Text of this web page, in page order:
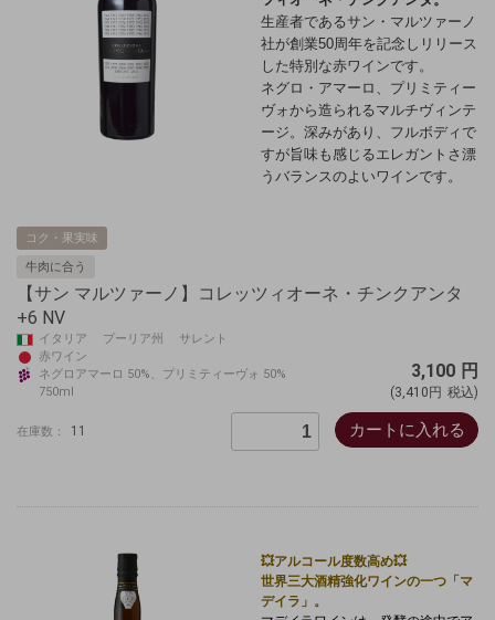
生産者であるサン・マルツァーノ
社が創業50周年を記念しリリース
した特別な赤ワインです。
ネグロ・アマーロ、プリミティー
ヴォから造られるマルチヴィンテ
ージ。深みがあり、フルボディで
すが旨味も感じるエレガントさ漂
うバランスのよいワインです。
コク・果実味
牛肉に合う
【サン マルツァーノ】コレッツィオーネ・チンクアンタ
+6 NV
イタリア プーリア州 サレント
赤ワイン
ネグロアマーロ 50%、プリミティーヴォ 50%
750ml
3,100 円
(3,410円 税込)
在庫数： 11 カートに入れる
💥アルコール度数高め💥
世界三大酒精強化ワインの一つ「マ
デイラ」。